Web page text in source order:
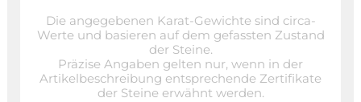
Die angegebenen Karat-Gewichte sind circa-
Werte und basieren auf dem gefassten Zustand
der Steine.
Präzise Angaben gelten nur, wenn in der
Artikelbeschreibung entsprechende Zertifikate
der Steine erwähnt werden.